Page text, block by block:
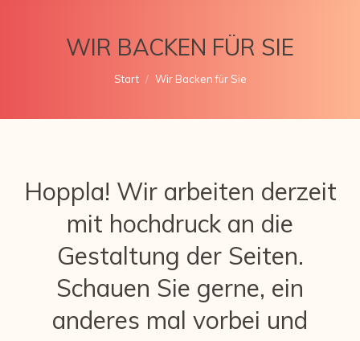
WIR BACKEN FÜR SIE
Sie befinden sich hier:
Start Wir Backen für Sie
Hoppla! Wir arbeiten derzeit
mit hochdruck an die
Gestaltung der Seiten.
Schauen Sie gerne, ein
anderes mal vorbei und